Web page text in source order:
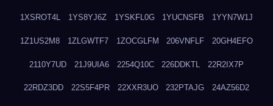
1XSROT4L 1YS8YJ6Z 1YSKFL0G 1YUCNSFB 1YYN7W1J
1Z1US2M8 1ZLGWTF7 1ZOCGLFM 206VNFLF 20GH4EFO
2110Y7UD 21J9UIA6 2254Q10C 226DDKTL 22R2IX7P
22RDZ3DD 22S5F4PR 22XXR3UO 232PTAJG 24AZ56D2